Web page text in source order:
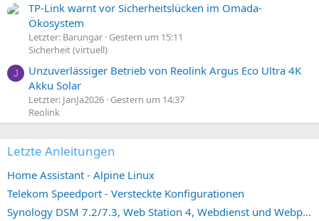
TP-Link warnt vor Sicherheitslücken im Omada-
Ökosystem
Letzter: Barungar Gestern um 15:11
Sicherheit (virtuell)
J
Unzuverlässiger Betrieb von Reolink Argus Eco Ultra 4K
Akku Solar
Letzter: JanJa2026 Gestern um 14:37
Reolink
Letzte Anleitungen
Home Assistant - Alpine Linux
Telekom Speedport - Versteckte Konfigurationen
Synology DSM 7.2/7.3, Web Station 4, Webdienst und Webportal erstellen (ehemals vHost)